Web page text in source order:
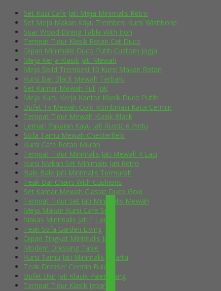
Set Kusi Cafe Jati Meja Minimalis Retro
Set Meja Makan Kayu Trembesi Kursi Wishbone
Suar Wood Dining Table With Iron
Tempat Tidur Klasik Rotan Cat Duco
Dipan Minimalis Duco Putih Custom Jogja
Meja Kerja Klasik Jati Mewah
Meja Solid Trembesi 10 Kursi Makan Rotan
Kursi Bar Black Mewah Terbaru
Set Kamar Mewah Full Jok
Meja Kursi Kerja Kantor Klasik Duco Putih
Bufet Tv Mewah Gold Kombinasi Kaca Cermin
Tempat Tidur Mewah Klasik Black
Lemari Pakaian Kayu Jati Rustic 6 Pintu
Sofa Tamu Mewah Chesterfield
Kursi Cafe Rotan Murah
Tempat Tidur Minimalis Jati Mewah 4 Laci
Kursi Makan Set Minimalis Jati Retro
Bale Bale Jati Minimalis Termurah
Teak Bar Chairs With Cushions
Set Kamar Mewah Classic Duco Gold
Tempat Tidur Set Jati Minimalis Mewah
Meja Makan Kursi Cafe Selly
Nakas Minimalis Jati 1 Laci
Teak Sofa Garden Living
Dipan Tingkat Minimalis Jati
Modern Dressing Table
Kursi Tamu Jati Minimalis Jakarta
Teak Dresser Cermin Bulat
Bufet Ukir Jati Klasik Palembang
Tempat Tidur Klasik Jepara